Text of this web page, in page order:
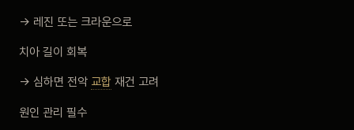
→ 레진 또는 크라운으로
치아 길이 회복
→ 심하면 전악 교합 재건 고려
원인 관리 필수